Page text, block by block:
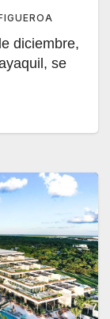
diciembre,
se